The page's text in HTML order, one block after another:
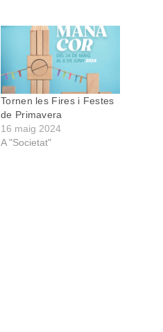
Tornen les Fires i Festes
de Primavera
16 maig 2024
A "Societat"